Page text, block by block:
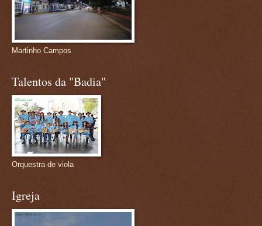
Martinho Campos
Talentos da "Badia"
Orquestra de viola
Igreja